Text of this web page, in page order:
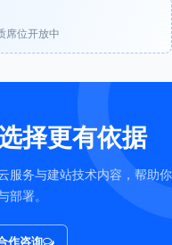
席位开放中
择更有依据
服务与建站技术内容，帮助你
部署。